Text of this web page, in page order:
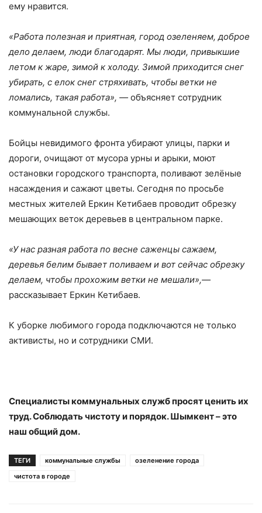
ему нравится.
«Работа полезная и приятная, город озеленяем, доброе
дело делаем, люди благодарят. Мы люди, привыкшие
летом к жаре, зимой к холоду. Зимой приходится снег
убирать, с елок снег стряхивать, чтобы ветки не
ломались, такая работа», — объясняет сотрудник
коммунальной службы.
Бойцы невидимого фронта убирают улицы, парки и
дороги, очищают от мусора урны и арыки, моют
остановки городского транспорта, поливают зелёные
насаждения и сажают цветы. Сегодня по просьбе
местных жителей Еркин Кетибаев проводит обрезку
мешающих веток деревьев в центральном парке.
«У нас разная работа по весне саженцы сажаем,
деревья белим бывает поливаем и вот сейчас обрезку
делаем, чтобы прохожим ветки не мешали»,—
рассказывает Еркин Кетибаев.
К уборке любимого города подключаются не только
активисты, но и сотрудники СМИ.
Специалисты коммунальных служб просят ценить их
труд. Соблюдать чистоту и порядок. Шымкент – это
наш общий дом.
ТЕГИ коммунальные службы
озеленение города
чистота в городе